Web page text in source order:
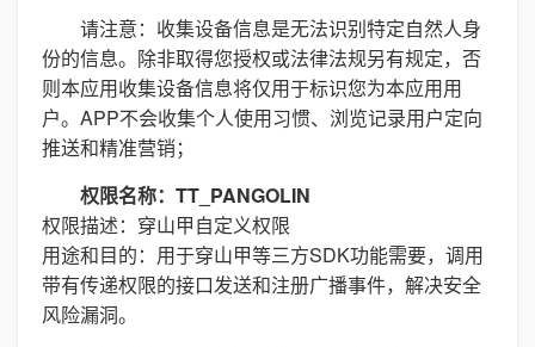
请注意：收集设备信息是无法识别特定自然人身
份的信息。除非取得您授权或法律法规另有规定，否
则本应用收集设备信息将仅用于标识您为本应用用
户。APP不会收集个人使用习惯、浏览记录用户定向
推送和精准营销；
权限名称：TT_PANGOLIN
权限描述：穿山甲自定义权限
用途和目的：用于穿山甲等三方SDK功能需要，调用
带有传递权限的接口发送和注册广播事件，解决安全
风险漏洞。